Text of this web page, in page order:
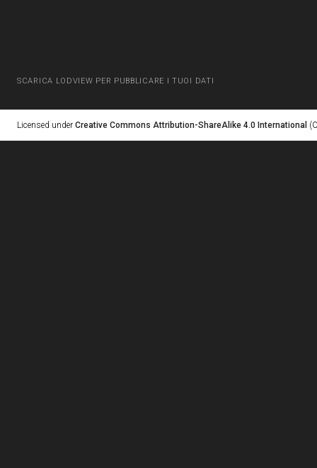
SCARICA LODVIEW PER PUBBLICARE I TUOI DATI
Licensed under Creative Commons Attribution-ShareAlike 4.0 International